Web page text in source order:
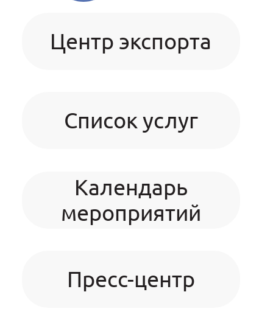
Центр экспорта
Список услуг
Календарь
мероприятий
Пресс-центр